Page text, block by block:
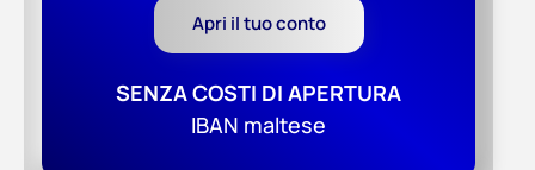
Apri il tuo conto
SENZA COSTI DI APERTURA
IBAN maltese